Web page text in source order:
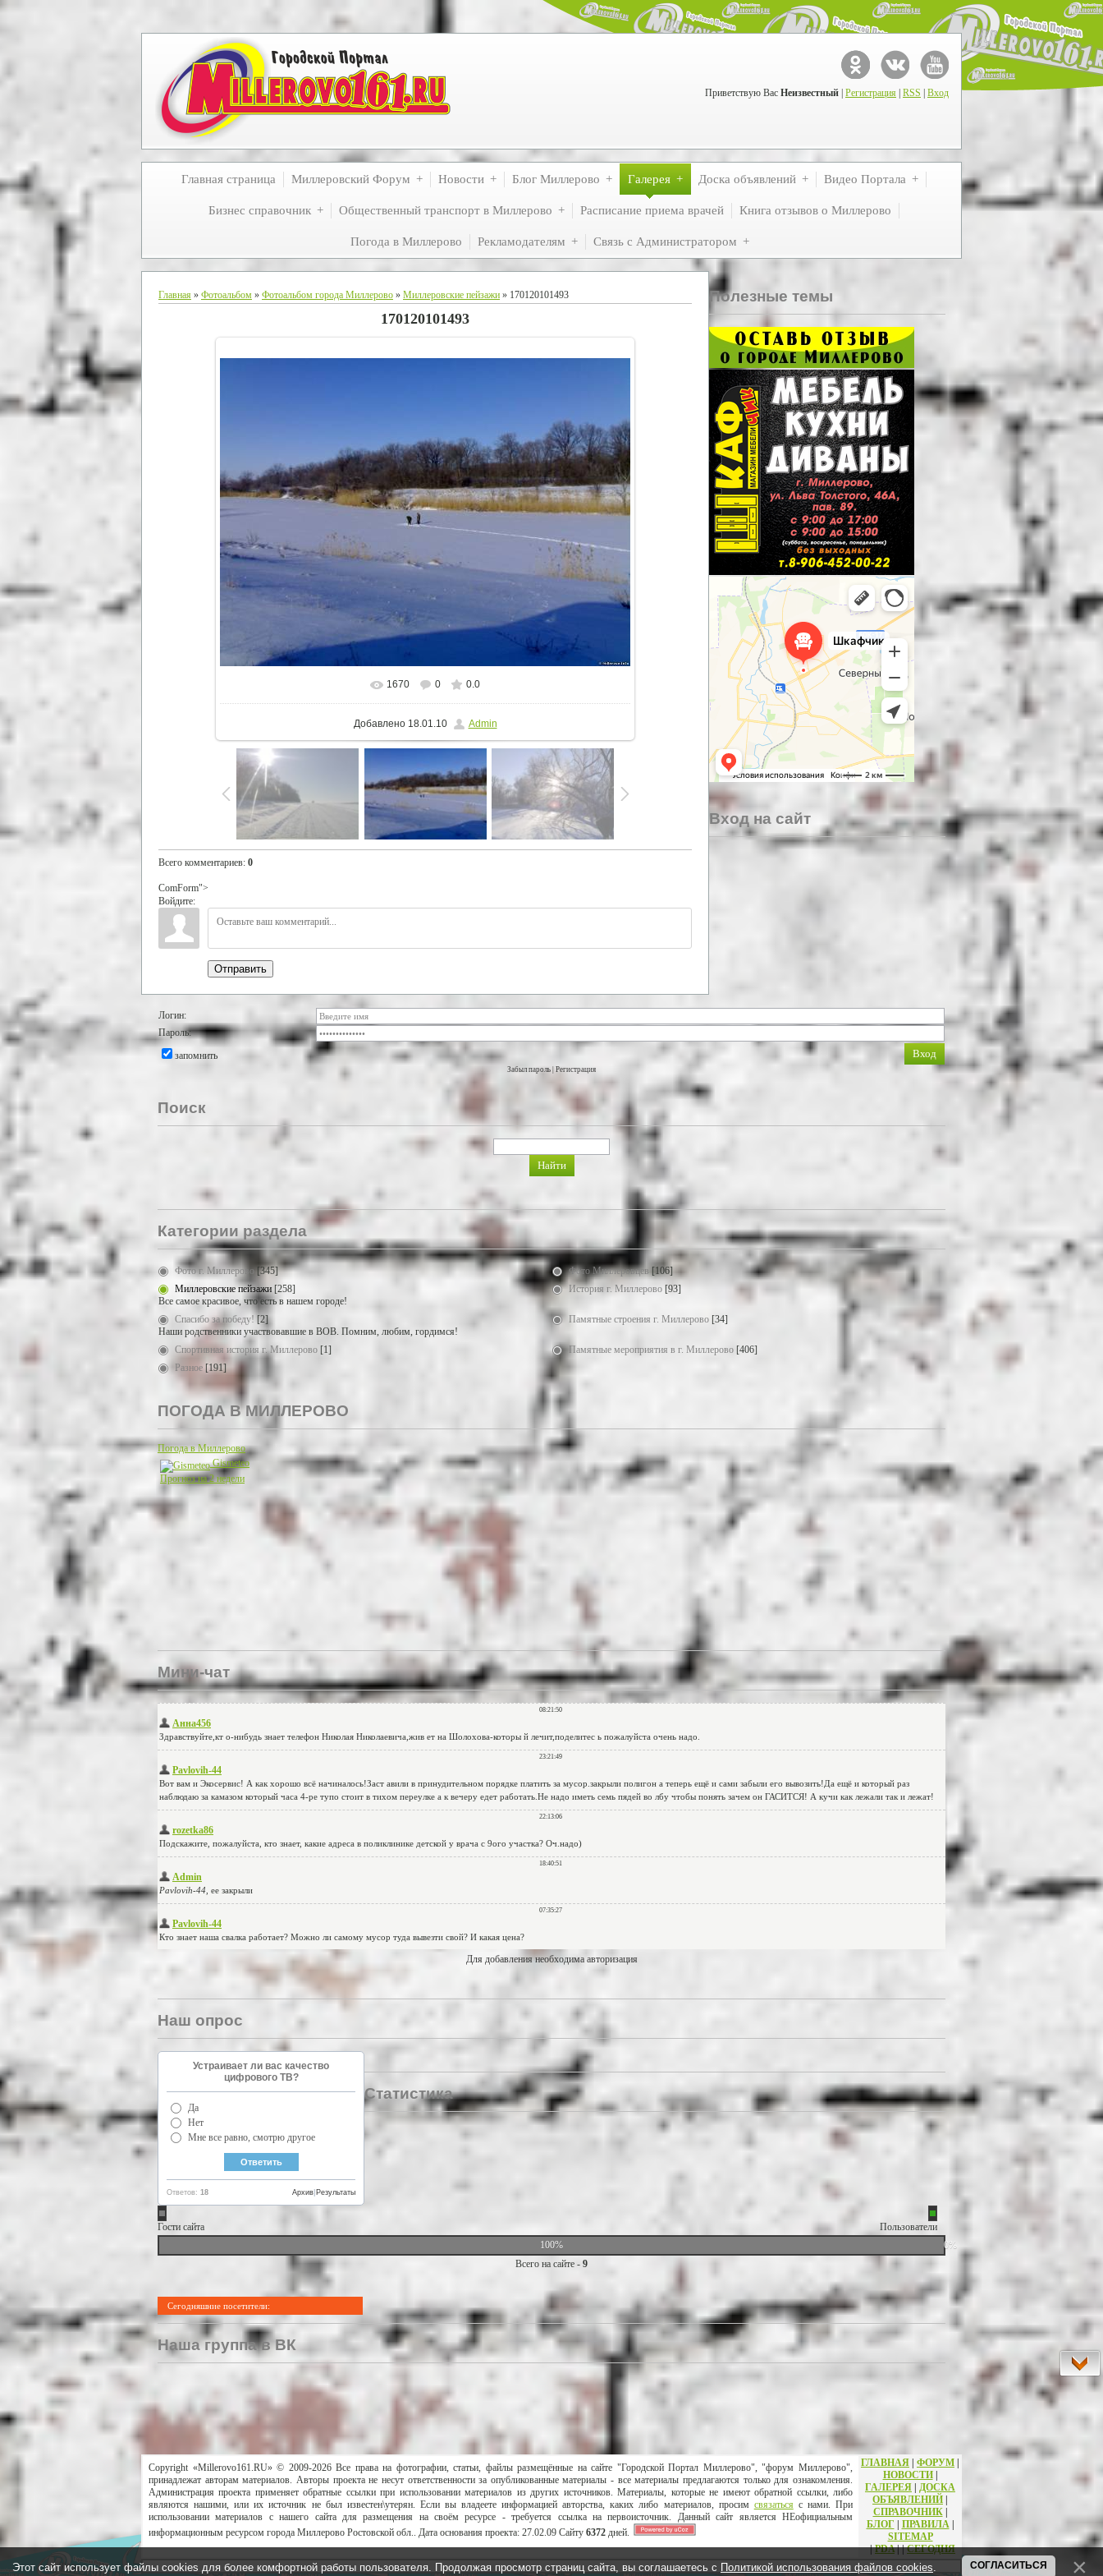
Приветствую Вас Неизвестный Регистрация RSS Вход
Главная страница Миллеровский Форум Новости Блог Миллерово Галерея Доска объявлений Видео Портала
Бизнес справочник Общественный транспорт в Миллерово Расписание приема врачей Книга отзывов о Миллерово
Погода в Миллерово Рекламодателям Связь с Администратором
Главная » Фотоальбом » Фотоальбом города Миллерово » Миллеровские пейзажи » 170120101493
170120101493
В реальном размере 1500x1125
1670 0 0.0
Добавлено18.01.10 Admin
Всего комментариев: 0
ComForm">
Войдите:
Отправить
Полезные темы
Вход на сайт
Логин:
Пароль:
запомнить
Забыл пароль Регистрация
Поиск
Категории раздела
Фото г. Миллерово [345] Фото Миллеровцев [106]
Миллеровские пейзажи [258]
Все самое красивое, что есть в нашем городе!
История г. Миллерово [93]
Спасибо за победу! [2]
Наши родственники участвовавшие в ВОВ. Помним, любим, гордимся!
Памятные строения г. Миллерово [34]
Спортивная история г. Миллерово [1] Памятные мероприятия в г. Миллерово [406]
Разное [191]
ПОГОДА В МИЛЛЕРОВО
Погода в Миллерово
Gismeteo
Прогноз на 2 недели
Мини-чат
Для добавления необходима авторизация
Наш опрос
Устраивает ли вас качество
цифрового ТВ?
Да
Нет
Мне все равно, смотрю другое
Ответов: 18 Результаты
Архив
Статистика
Гости сайта
Пользователи
100%
0%
Всего на сайте - 9
Сегодняшние посетители:
Наша группа в ВК
Copyright «Millerovo161.RU» © 2009-2026 Все права на фотографии, статьи, файлы размещённые на сайте "Городской Портал Миллерово", "форум Миллерово",
принадлежат авторам материалов. Авторы проекта не несут ответственности за опубликованные материалы - все материалы предлагаются только для ознакомления.
Администрация проекта применяет обратные ссылки при использовании материалов из других источников. Материалы, которые не имеют обратной ссылки, либо
являются нашими, или их источник не был известен\утерян. Если вы владеете информацией авторства, каких либо материалов, просим связатьсяс нами. При
использовании материалов с нашего сайта для размещения на своём ресурсе - требуется ссылка на первоисточник. Данный сайт является НЕофициальным
информационным ресурсом города Миллерово Ростовской обл.. Дата основания проекта: 27.02.09 Сайту 6372 дней.
ГЛАВНАЯ ФОРУМ
НОВОСТИ|
ГАЛЕРЕЯ
ДОСКА
ОБЪЯВЛЕНИЙ
СПРАВОЧНИК|
БЛОГ
ПРАВИЛА|
SITEMAP
|PDA||СЕГОДНЯ
Этот сайт использует файлы cookies для более комфортной работы пользователя. Продолжая просмотр страниц сайта, вы соглашаетесь с Политикой использования файлов cookies СОГЛАСИТЬСЯ